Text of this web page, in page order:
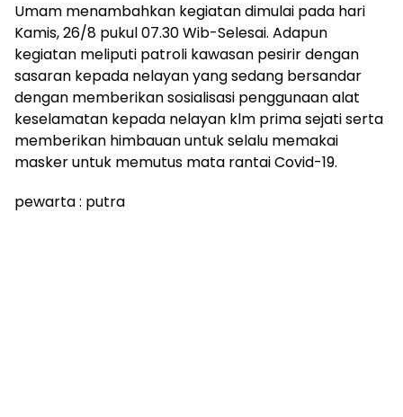
Umam menambahkan kegiatan dimulai pada hari
Kamis, 26/8 pukul 07.30 Wib-Selesai. Adapun
kegiatan meliputi patroli kawasan pesirir dengan
sasaran kepada nelayan yang sedang bersandar
dengan memberikan sosialisasi penggunaan alat
keselamatan kepada nelayan klm prima sejati serta
memberikan himbauan untuk selalu memakai
masker untuk memutus mata rantai Covid-19.
pewarta : putra